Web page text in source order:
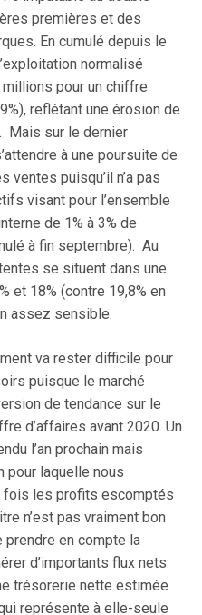
premières et des
En cumulé depuis le
normalisé
pour un chiffre
reflétant une érosion de
Mais sur le dernier
à une poursuite de
ventes puisqu’il n’a pas
visant pour l’ensemble
de 1% à 3% de
à fin septembre). Au
se situent dans une
et 18% (contre 19,8% en
assez sensible.
va rester difficile pour
puisque le marché
de tendance sur le
d’affaires avant 2020. Un
l’an prochain mais
pour laquelle nous
fois les profits escomptés
n’est pas vraiment bon
prendre en compte la
d’importants flux nets
trésorerie nette estimée
représente à elle-seule